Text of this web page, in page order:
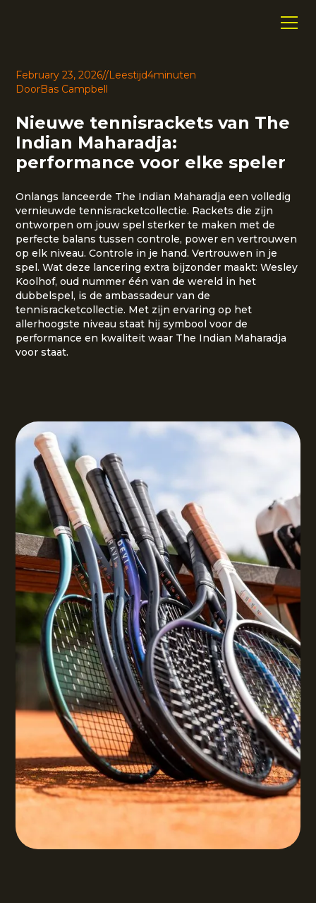
February 23, 2026//Leestijd4minuten
DoorBas Campbell
Nieuwe tennisrackets van The
Indian Maharadja:
performance voor elke speler
Onlangs lanceerde The Indian Maharadja een volledig
vernieuwde tennisracketcollectie. Rackets die zijn
ontworpen om jouw spel sterker te maken met de
perfecte balans tussen controle, power en vertrouwen
op elk niveau. Controle in je hand. Vertrouwen in je
spel. Wat deze lancering extra bijzonder maakt: Wesley
Koolhof, oud nummer één van de wereld in het
dubbelspel, is de ambassadeur van de
tennisracketcollectie. Met zijn ervaring op het
allerhoogste niveau staat hij symbool voor de
performance en kwaliteit waar The Indian Maharadja
voor staat.